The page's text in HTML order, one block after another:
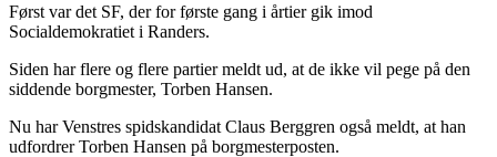
Først var det SF, der for første gang i årtier gik imod
Socialdemokratiet i Randers.
Siden har flere og flere partier meldt ud, at de ikke vil pege på den
siddende borgmester, Torben Hansen.
Nu har Venstres spidskandidat Claus Berggren også meldt, at han
udfordrer Torben Hansen på borgmesterposten.